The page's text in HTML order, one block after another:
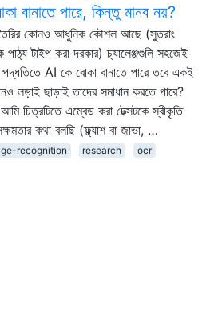
বানাতে পারে, কিন্তু মানব নয়?
তৈরির কোনও আধুনিক কৌশল আছে (সুতরাং
পাঠ্য টাইপ করা দরকার) চ্যালেঞ্জগুলি সহজেই
AI কে বোকা বানাতে পারে তবে একই
লড়াই ছাড়াই তাদের সমাধান করতে পারে?
চিত্রটিতে এম্বেড করা টেক্সটকে স্বীকৃতি
কথা বলছি (ফ্ল্যাশ বা জাভা, …
recognition research ocr